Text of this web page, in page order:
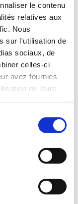
le contenu
relatives aux
Nous
sur l'utilisation de
sociaux, de
celles-ci
avez fournies
de leurs
et
! Votre
ont
Cette réussite
saluer